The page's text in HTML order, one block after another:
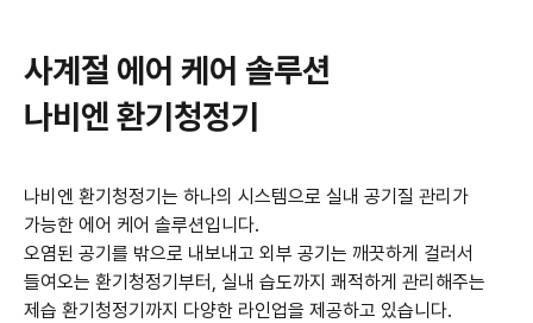
사계절 에어 케어 솔루션
나비엔 환기청정기
나비엔 환기청정기는 하나의 시스템으로 실내 공기질 관리가
가능한 에어 케어 솔루션입니다.
오염된 공기를 밖으로 내보내고 외부 공기는 깨끗하게 걸러서
들여오는 환기청정기부터, 실내 습도까지 쾌적하게 관리해주는
제습 환기청정기까지 다양한 라인업을 제공하고 있습니다.